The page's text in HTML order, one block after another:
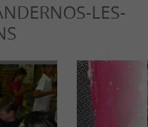
LES-